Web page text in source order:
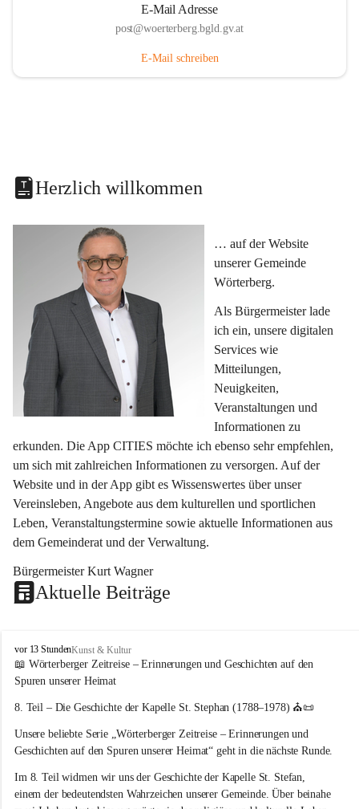
E-Mail Adresse
post@woerterberg.bgld.gv.at
E-Mail schreiben
Herzlich willkommen
… auf der Website
unserer Gemeinde
Wörterberg.
Als Bürgermeister lade
ich ein, unsere digitalen
Services wie
Mitteilungen,
Neuigkeiten,
Veranstaltungen und
Informationen zu
erkunden. Die App CITIES möchte ich ebenso sehr empfehlen,
um sich mit zahlreichen Informationen zu versorgen. Auf der
Website und in der App gibt es Wissenswertes über unser
Vereinsleben, Angebote aus dem kulturellen und sportlichen
Leben, Veranstaltungstermine sowie aktuelle Informationen aus
dem Gemeinderat und der Verwaltung.
Bürgermeister Kurt Wagner
Aktuelle Beiträge
W
ö
r
e
b
e
g
vor 13 StundenKunst & Kultur
📖 Wörterberger Zeitreise – Erinnerungen und Geschichten auf den
Spuren unserer Heimat
8. Teil – Die Geschichte der Kapelle St. Stephan (1788–1978) ⛪📜
Unsere beliebte Serie „Wörterberger Zeitreise – Erinnerungen und
Geschichten auf den Spuren unserer Heimat“ geht in die nächste Runde.
Im 8. Teil widmen wir uns der Geschichte der Kapelle St. Stefan,
einem der bedeutendsten Wahrzeichen unserer Gemeinde. Über beinahe